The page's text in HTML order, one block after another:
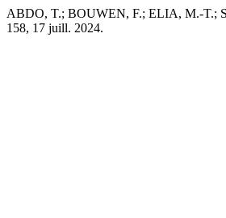
ABDO, T.; BOUWEN, F.; ELIA, M.-T.;
158, 17 juill. 2024.